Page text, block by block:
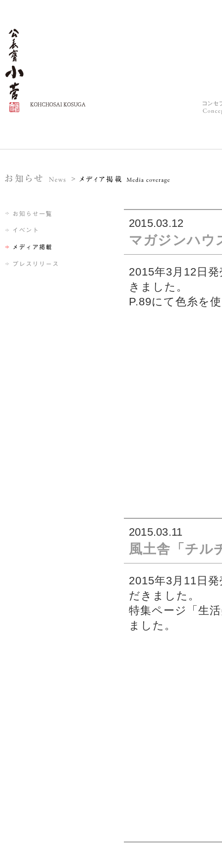
2015.03.12
マガジンハウ
2015年3月12日
きました。
P.89にて色糸を
2015.03.11
風土舎「チル
2015年3月11日
だきました。
特集ページ「生
ました。